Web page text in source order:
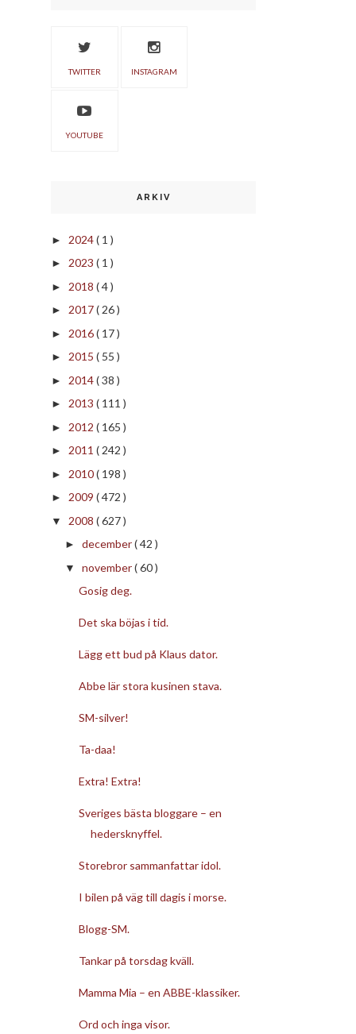
TWITTER INSTAGRAM
YOUTUBE
ARKIV
► 2024( 1 )
► 2023 ( 1 )
► 2018 ( 4 )
► 2017( 26 )
► 2016( 17 )
► 2015 ( 55 )
► 2014( 38 )
► 2013 ( 111 )
► 2012 ( 165 )
► 2011 ( 242 )
► 2010( 198 )
► 2009 ( 472 )
▼ 2008 ( 627 )
► december( 42 )
▼ november( 60 )
Gosig deg.
Det ska böjas i tid.
Lägg ett bud på Klaus dator.
Abbe lär stora kusinen stava.
SM-silver!
Ta-daa!
Extra! Extra!
Sveriges bästa bloggare – en
hedersknyffel.
Storebror sammanfattar idol.
I bilen på väg till dagis i morse.
Blogg-SM.
Tankar på torsdag kväll.
Mamma Mia – en ABBE-klassiker.
Ord och inga visor.